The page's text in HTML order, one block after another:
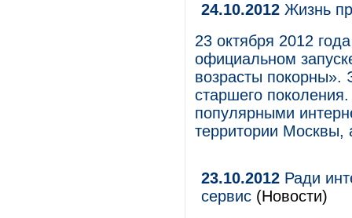
24.10.2012 Жизнь
23 октября 2012
официальном
возрасты покорны».
старшего
популярными
территории Москвы,
23.10.2012 Ради
сервис (Новости)